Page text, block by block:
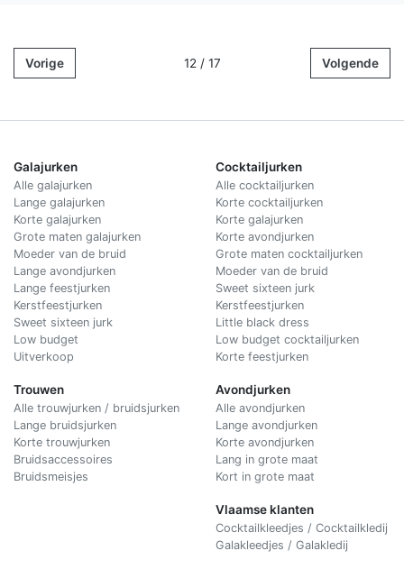
Vorige 12 / 17 Volgende
Galajurken
Alle galajurken
Lange galajurken
Korte galajurken
Grote maten galajurken
Moeder van de bruid
Lange avondjurken
Lange feestjurken
Kerstfeestjurken
Sweet sixteen jurk
Low budget
Uitverkoop
Trouwen
Alle trouwjurken / bruidsjurken
Lange bruidsjurken
Korte trouwjurken
Bruidsaccessoires
Bruidsmeisjes
Cocktailjurken
Alle cocktailjurken
Korte cocktailjurken
Korte galajurken
Korte avondjurken
Grote maten cocktailjurken
Moeder van de bruid
Sweet sixteen jurk
Kerstfeestjurken
Little black dress
Low budget cocktailjurken
Korte feestjurken
Avondjurken
Alle avondjurken
Lange avondjurken
Korte avondjurken
Lang in grote maat
Kort in grote maat
Vlaamse klanten
Cocktailkleedjes / Cocktailkledij
Galakleedjes / Galakledij